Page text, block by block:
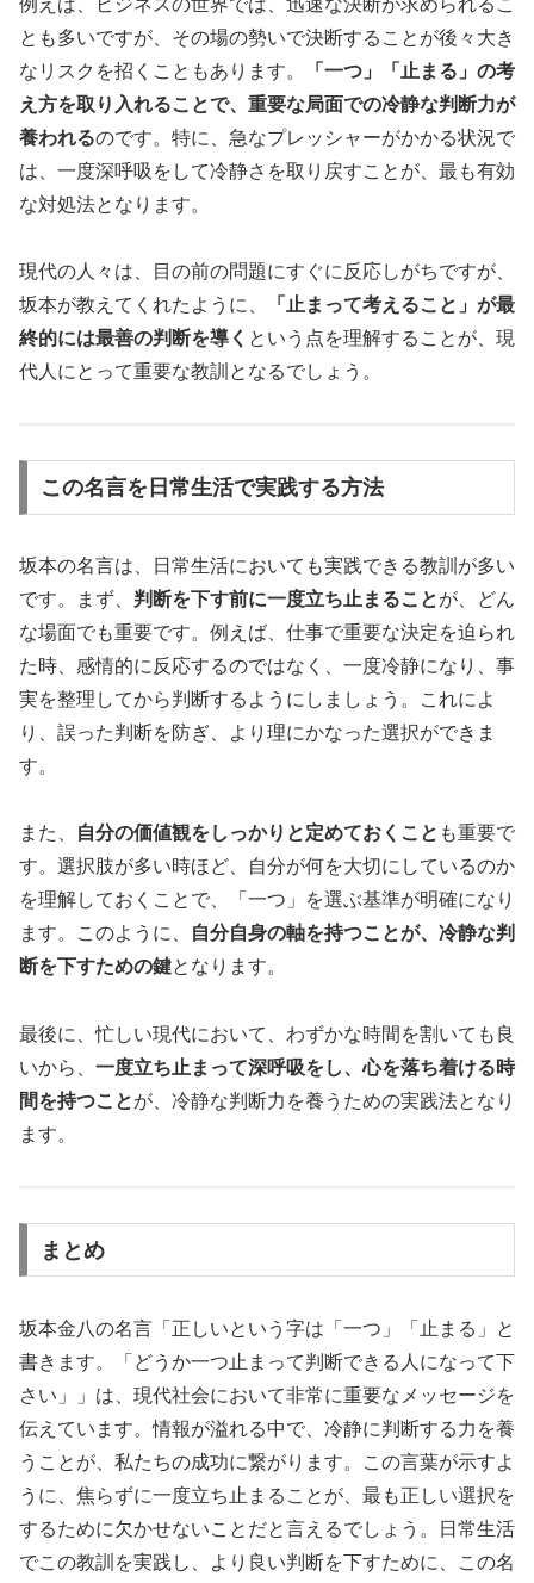
とも多いですが、その場の勢いで決断することが後々大き
なリスクを招くこともあります。
「一つ」「止まる」の考
え方を取り入れることで、重要な局面での冷静な判断力が
養われるのです。特に、急なプレッシャーがかかる状況で
は、一度深呼吸をして冷静さを取り戻すことが、最も有効
な対処法となります。
現代の人々は、目の前の問題にすぐに反応しがちですが、
坂本が教えてくれたように、
「止まって考えること」が最
終的には最善の判断を導く という点を理解することが、現
代人にとって重要な教訓となるでしょう。
この名言を日常生活で実践する方法
坂本の名言は、日常生活においても実践できる教訓が多い
です。まず、 判断を下す前に一度立ち止まることが、どん
な場面でも重要です。例えば、仕事で重要な決定を迫られ
た時、感情的に反応するのではなく、一度冷静になり、事
実を整理してから判断するようにしましょう。これによ
り、誤った判断を防ぎ、より理にかなった選択ができま
す。
また、 自分の価値観をしっかりと定めておくこと も重要で
す。選択肢が多い時ほど、自分が何を大切にしているのか
を理解しておくことで、「一つ」を選ぶ基準が明確になり
ます。このように、
自分自身の軸を持つことが、冷静な判
断を下すための鍵となります。
最後に、忙しい現代において、わずかな時間を割いても良
いから、 一度立ち止まって深呼吸をし、心を落ち着ける時
間を持つことが、冷静な判断力を養うための実践法となり
ます。
まとめ
坂本金八の名言「正しいという字は「一つ」「止まる」と
書きます。「どうか一つ止まって判断できる人になって下
さい」」は、現代社会において非常に重要なメッセージを
伝えています。情報が溢れる中で、冷静に判断する力を養
うことが、私たちの成功に繋がります。この言葉が示すよ
うに、焦らずに一度立ち止まることが、最も正しい選択を
するために欠かせないことだと言えるでしょう。日常生活
でこの教訓を実践し、より良い判断を下すために、この名